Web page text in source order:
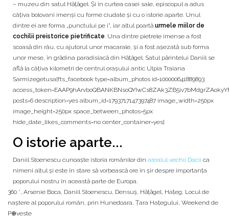
– muzeu din satul Hăţăgel. Şi în curtea casei sale, episcopul a adus
câţiva bolovani imenşi cu forme ciudate şi cu o istorie aparte. Unul
dintre ei are forma „punctului pe i”, iar altul poartă urmele miilor de
cochilii preistorice pietrificate. Una dintre pietrele imense a fost
scoasă din râu, cu ajutorul unor macarale, şi a fost aşezată sub forma
unor mese, în grădina paradisiacă din Hăţăgel. Satul părintelui Daniil se
află la câţiva kilometri de centrul oraşului antic Ulpia Traiana
Sarmizegetusa[fts_facebook type=album_photos id=100000641889893
posts=6 description=yes album_id=1793717147397487 image_width=250px
image_height=250px space_between_photos=5px
hide_date_likes_comments=no center_container=yes]
O istorie aparte...
Daniil Stoenescu cunoaște istoria românilor din arealul vechii Dacii ca
nimeni altul și este în stare să vorbească ore în șir despre importanța
poporului nostru în această parte de Europa.
360 °, Arsenie Boca, Daniil Stoenescu, Densuș, Hăţăgel, Hațeg, Locul de
naştere al poporului român, prin Hunedoara, Țara Hațegului, Weekend de
P⊕veste